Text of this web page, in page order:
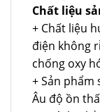
Chất liệu
+ Chất liệu
điện không
chống oxy
+ Sản phẩm
Âu độ ồn